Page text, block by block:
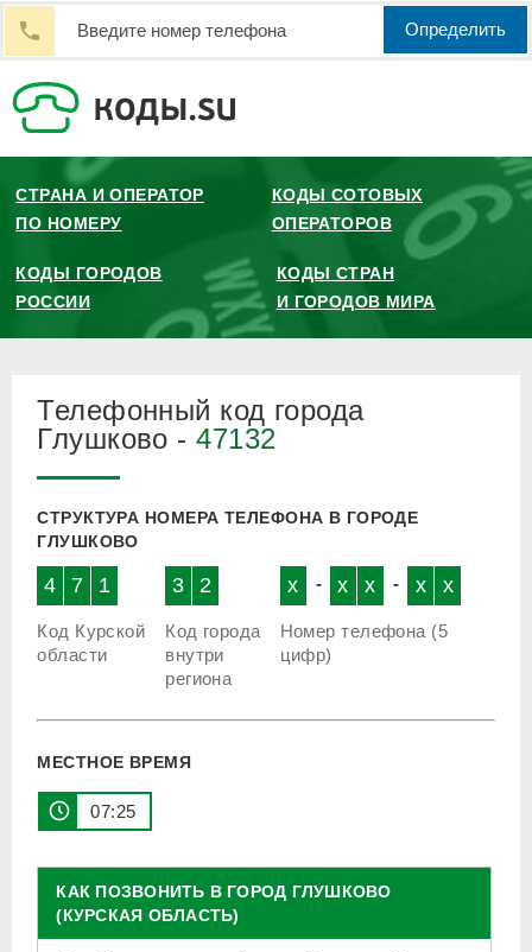
Определить
СТРАНА И ОПЕРАТОР
ПО НОМЕРУ
КОДЫ СОТОВЫХ
ОПЕРАТОРОВ
КОДЫ ГОРОДОВ
РОССИИ
КОДЫ СТРАН
И ГОРОДОВ МИРА
Телефонный код города
Глушково -47132
СТРУКТУРА НОМЕРА ТЕЛЕФОНА В ГОРОДЕ
ГЛУШКОВО
4 7 1
Код Курской
области
3 2
Код города
внутри
региона
x - x x - x x
Номер телефона (5
цифр)
МЕСТНОЕ ВРЕМЯ
07:25
КАК ПОЗВОНИТЬ В ГОРОД ГЛУШКОВО
(КУРСКАЯ ОБЛАСТЬ)